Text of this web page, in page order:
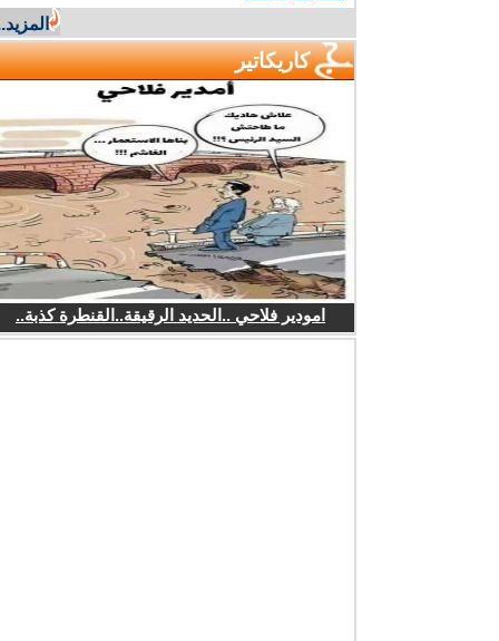
المزيد...
كاريكاتير
امودير فلاحي ..الحديد الرقيقة..القنطرة كذبة..